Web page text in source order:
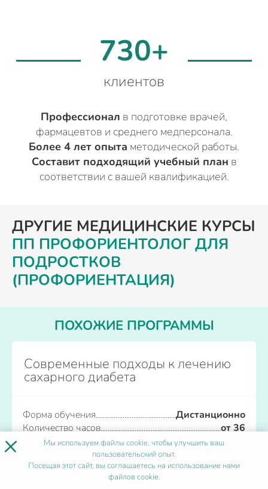
730+
клиентов
Профессионал в подготовке врачей,
фармацевтов и среднего медперсонала.
Более 4 лет опыта методической работы.
Составит подходящий учебный план в
соответствии с вашей квалификацией.
ДРУГИЕ МЕДИЦИНСКИЕ КУРСЫ
ПП ПРОФОРИЕНТОЛОГ ДЛЯ
ПОДРОСТКОВ
(ПРОФОРИЕНТАЦИЯ)
ПОХОЖИЕ ПРОГРАММЫ
Современные подходы к лечению
сахарного диабета
Форма обучения
Дистанционно
Количество часов
от 36
Начало обучения
Каждый день
Записаться
× Мы используемфайлы cookie, чтобы улучшить ваш
пользовательский опыт.
Посещая этот сайт, вы соглашаетесь на использование нами
файлов cookie.